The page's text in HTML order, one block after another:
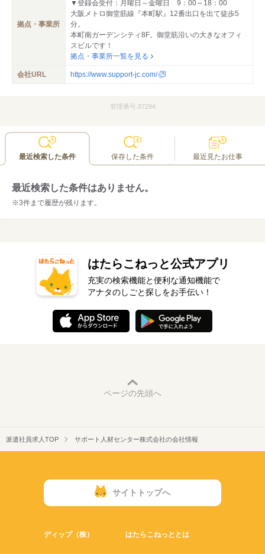
拠点・事業所
▼登録会受付：月曜日～金曜日 9：00～18：00
大阪メトロ御堂筋線『本町駅』12番出口を出て徒歩5
分。
本町南ガーデンシティ8F。御堂筋沿いの大きなオフィ
スビルです！
拠点・事業所一覧を見る
会社URL https://www.support-jc.com/
管理番号.87294
最近検索した条件 保存した条件 最近見たお仕事
最近検索した条件はありません。
※3件まで履歴が残ります。
はたらこねっと公式アプリ
充実の検索機能と便利な通知機能で
アナタのしごと探しをお手伝い！
ページの先頭へ
派遣社員求人TOP サポート人材センター株式会社の会社情報
サイトトップへ
ディップ（株） はたらこねっととは